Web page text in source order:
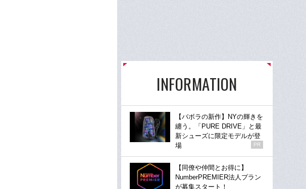
INFORMATION
【バボラの新作】NYの輝きを
纏う。「PURE DRIVE」と最
新シューズに限定モデルが登
場
PR
【同僚や仲間とお得に】
NumberPREMIER法人プラン
が募集スタート！